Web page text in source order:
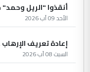
أنقذوا "الريل
الأحد 09 آب 2026
إعادة تعريف الإرهاب
السبت 08 آب 2026